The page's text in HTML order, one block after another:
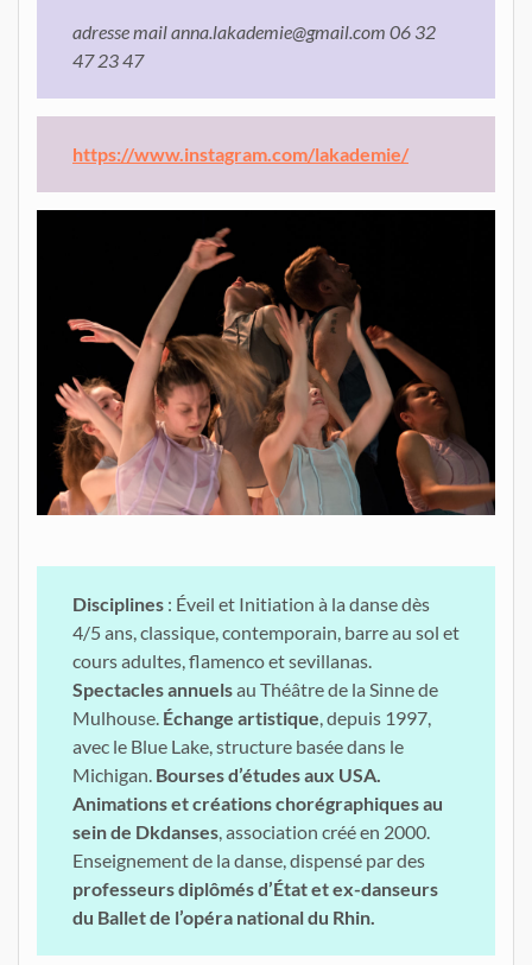
adresse mail anna.lakademie@gmail.com 06 32
47 23 47
https://www.instagram.com/lakademie/
Disciplines : Éveil et Initiation à la danse dès
4/5 ans, classique, contemporain, barre au sol et
cours adultes, flamenco et sevillanas.
Spectaclesannuelsau Théâtre de la Sinne de
Mulhouse. Échange artistique, depuis 1997,
avec le Blue Lake, structure basée dans le
Michigan. Bourses d’études aux USA.
Animations et créations chorégraphiques au
sein de Dkdanses, association créé en 2000.
Enseignement de la danse, dispensé par des
professeurs diplômés d’État et ex-danseurs
du Ballet de l’opéra national du Rhin.